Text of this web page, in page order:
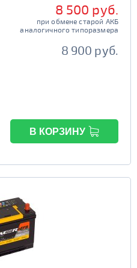
8 500 руб.
при обмене старой АКБ
аналогичного типоразмера
8 900 руб.
В КОРЗИНУ